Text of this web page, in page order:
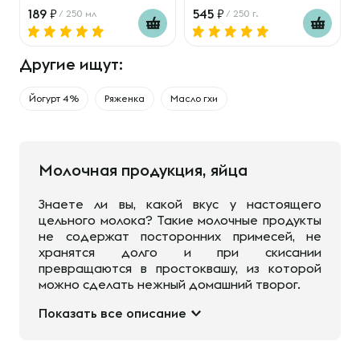
189 / 250 мл 545 / 250 г.
Другие ищут:
Йогурт 4% Ряженка Масло гхи
Молочная продукция, яйца
Знаете ли вы, какой вкус у настоящего
цельного молока? Такие молочные продукты
не содержат посторонних примесей, не
хранятся долго и при скисании
превращаются в простоквашу, из которой
можно сделать нежный домашний творог.
Показать все описание